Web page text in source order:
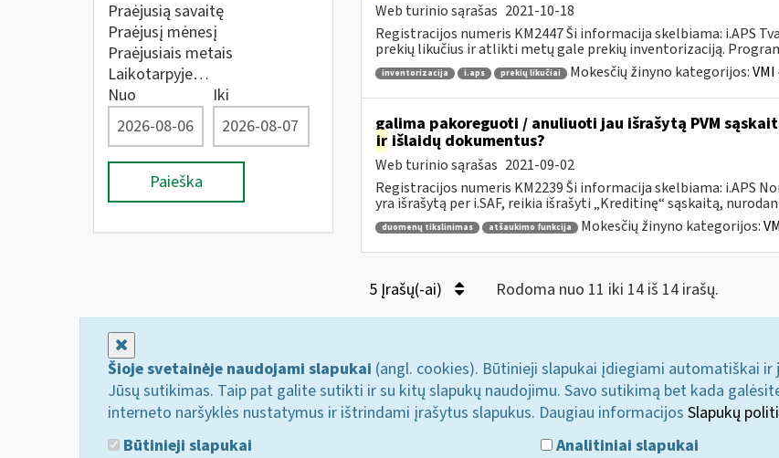
Praėjusią savaitę
Praėjusį mėnesį
Praėjusiais metais
Laikotarpyje…
Nuo
Iki
Paieška
Web turinio sąrašas 2021-10-18
Registracijos numeris KM2447 Ši informacija skelbiama: i.APS
prekių likučius ir atlikti metų gale prekių inventorizaciją.
inventorizacija i.aps prekių likučiai Mokesčių žinyno kategorijos:
galima pakoreguoti / anuliuoti jau išrašytą PVM
irišlaidų dokumentus?
Web turinio sąrašas 2021-09-02
Registracijos numeris KM2239 Ši informacija skelbiama: i.APS
yra išrašytą per i.SAF, reikia išrašyti „Kreditinę“ sąskaitą,
duomenų tikslinimas atšaukimo funkcija Mokesčių žinyno kategorijos:
5 Įrašų(-ai) Rodoma nuo 11 iki 14 iš 14 irašų.
Šioje svetainėje naudojami slapukai (angl. cookies). Būtinieji slapukai įdiegiami automatiškai ir
Jūsų sutikimas. Taip pat galite sutikti ir su kitų slapukų naudojimu. Savo sutikimą bet kada
interneto naršyklės nustatymus ir ištrindami įrašytus slapukus. Daugiau informacijos Slapukų
Būtinieji slapukai
Analitiniai slapukai